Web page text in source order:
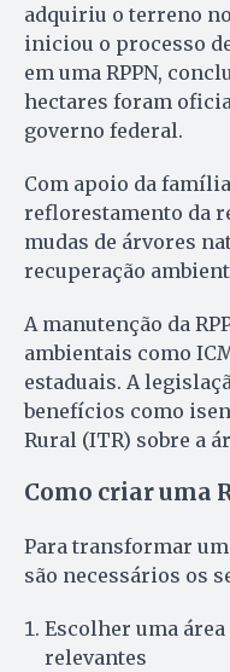
adquiriu o terreno
iniciou o processo
em uma RPPN,
hectares foram
governo federal.
Com apoio da
reflorestamento da
mudas de árvores
recuperação
A manutenção da
ambientais como
estaduais. A
benefícios como
Rural (ITR) sobre a
Como criar uma
Para transformar
são necessários os
Escolher uma
relevantes